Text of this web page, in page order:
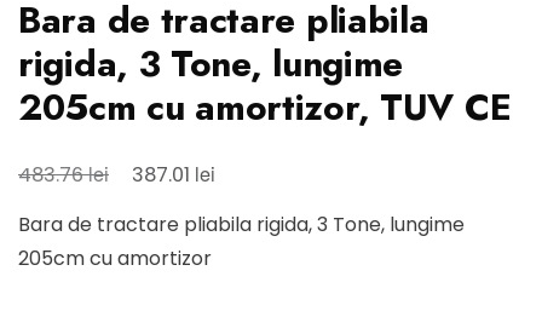
Bara de tractare pliabila
rigida, 3 Tone, lungime
205cm cu amortizor, TUV CE
483.76lei
Prețul
a
fost:
387.01 lei
este:
Bara de tractare pliabila rigida, 3 Tone, lungime
205cm cu amortizor